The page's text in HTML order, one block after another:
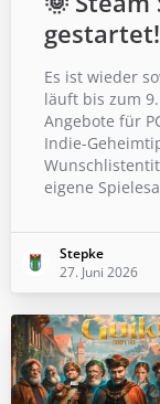
Es ist wieder
läuft bis zum
Angebote für
Indie-
eigene
Stepke
27. Juni 2026